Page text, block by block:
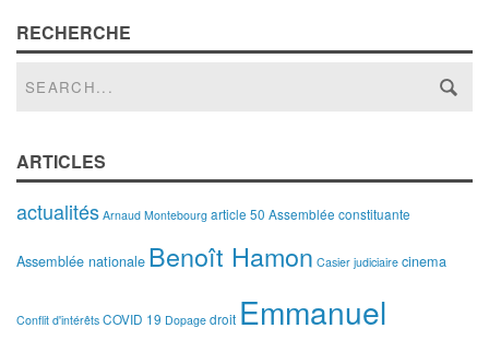
RECHERCHE
ARTICLES
actualités Arnaud Montebourg article 50 Assemblée constituante
Assemblée nationale Benoît Hamon Casier judiciaire cinema
Conflit d'intérêts COVID 19 Dopage droit Emmanuel